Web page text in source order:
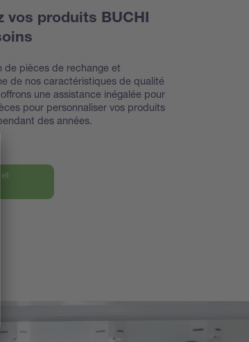
vos produits BUCHI
de pièces de rechange et
de nos caractéristiques de qualité
une assistance inégalée pour
pour personnaliser vos produits
des années.